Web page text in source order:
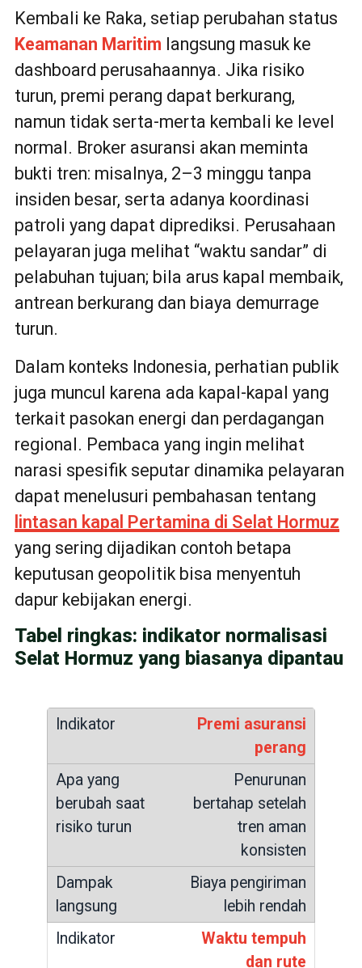
Kembali ke Raka, setiap perubahan status
Keamanan Maritim langsung masuk ke
dashboard perusahaannya. Jika risiko
turun, premi perang dapat berkurang,
namun tidak serta-merta kembali ke level
normal. Broker asuransi akan meminta
bukti tren: misalnya, 2–3 minggu tanpa
insiden besar, serta adanya koordinasi
patroli yang dapat diprediksi. Perusahaan
pelayaran juga melihat “waktu sandar” di
pelabuhan tujuan; bila arus kapal membaik,
antrean berkurang dan biaya demurrage
turun.
Dalam konteks Indonesia, perhatian publik
juga muncul karena ada kapal-kapal yang
terkait pasokan energi dan perdagangan
regional. Pembaca yang ingin melihat
narasi spesifik seputar dinamika pelayaran
dapat menelusuri pembahasan tentang
lintasan kapal Pertamina di Selat Hormuz
yang sering dijadikan contoh betapa
keputusan geopolitik bisa menyentuh
dapur kebijakan energi.
Tabel ringkas: indikator normalisasi
Selat Hormuz yang biasanya dipantau
Premi asuransi
perang
Penurunan
bertahap setelah
tren aman
konsisten
Biaya pengiriman
lebih rendah
Waktu tempuh
dan rute